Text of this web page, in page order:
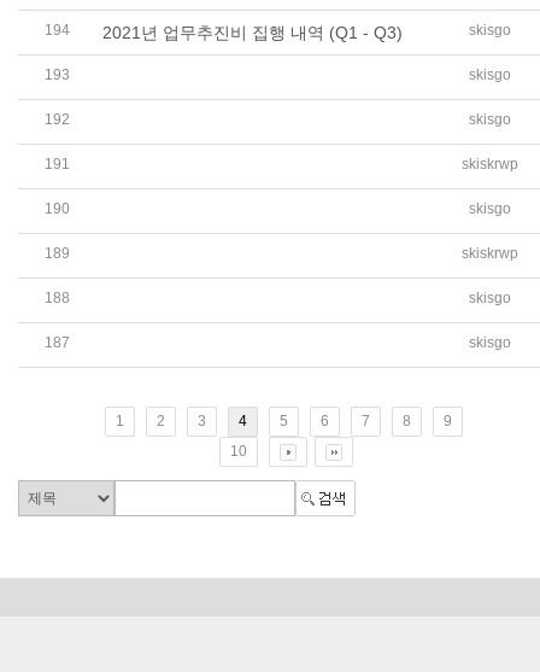
194 2021년 업무추진비 집행 내역 (Q1 - Q3) skisgo
193 2021학년도 1학기 및 여름방학중 수익자부담경비(CCA)
skisgo
192 2020학년도 세입세출 결산서 공개(학교회계, 법인회계)
skisgo
191 2021 Construction Tender Renotice (교사 증축 공사 입찰
skiskrwp
190 2021 Construction Tender Notice (2021 교사 증축 공사
skisgo
189 Construction Tender Renotice (교사 증축 공사 입찰 재공
skiskrwp
188 skisgo
187 skisgo
1 2 3 4 5 6 7 8
9
10